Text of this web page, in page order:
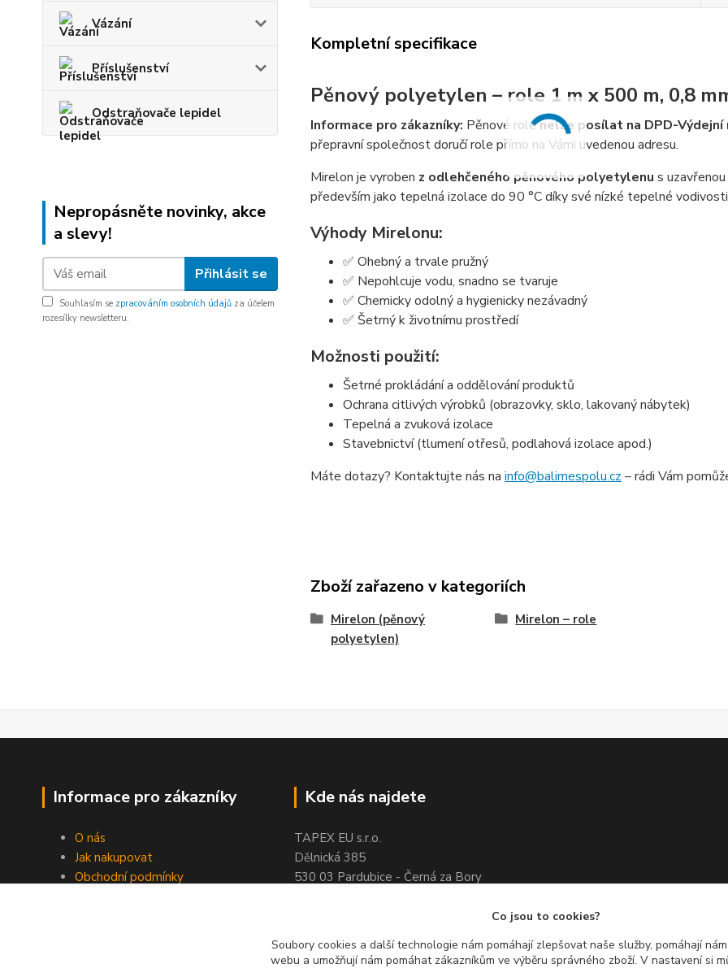
Vázání
Příslušenství
Odstraňovače lepidel
Nepropásněte novinky, akce
a slevy!
Přihlásit se
Souhlasím se zpracováním osobních údajů za účelem
rozesílky newsletteru.
Kompletní specifikace
Pěnový polyetylen – role 1 m x 500 m, 0,8
Informace pro zákazníky: Pěnové rolenelze posílat na DPD-
přepravní společnost doručí role přímo na Vámi uvedenou adresu.
Mirelon je vyroben z odlehčeného pěnového polyetylenu s
především jako tepelná izolace do 90 °C díky své nízké tepelné
Výhody Mirelonu:
✅ Ohebný a trvale pružný
✅ Nepohlcuje vodu, snadno se tvaruje
✅ Chemicky odolný a hygienicky nezávadný
✅ Šetrný k životnímu prostředí
Možnosti použití:
Šetrné prokládání a oddělování produktů
Ochrana citlivých výrobků (obrazovky, sklo, lakovaný nábytek)
Tepelná a zvuková izolace
Stavebnictví (tlumení otřesů, podlahová izolace apod.)
Máte dotazy? Kontaktujte nás na info@balimespolu.cz – rádi Vám
Zboží zařazeno v kategoriích
Mirelon (pěnový
polyetylen)
Mirelon – role
Informace pro zákazníky
O nás
Jak nakupovat
Obchodní podmínky
Kde nás najdete
TAPEX EU s.r.o.
Dělnická 385
530 03 Pardubice - Černá za Bory
Co jsou to cookies?
Soubory cookies a další technologie nám pomáhají zlepšovat naše služby, pomáhají
webu a umožňují nám pomáhat zákazníkům ve výběru správného zboží. V nastavení si